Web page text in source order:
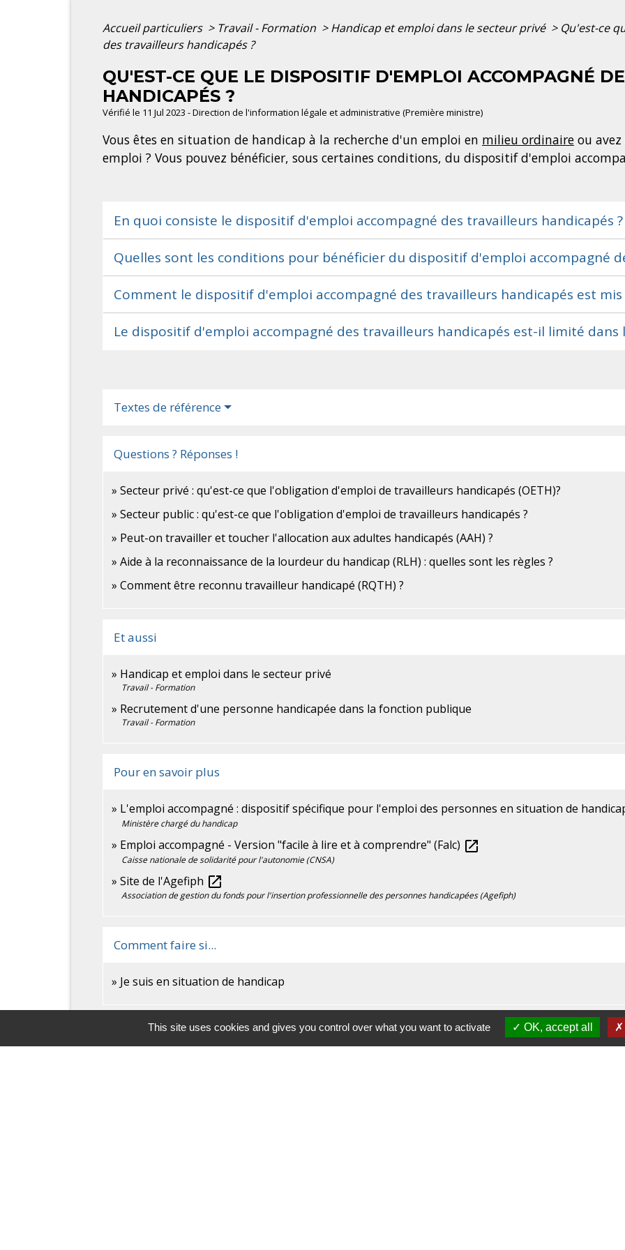
Accueil particuliers > Travail - Formation > Handicap et emploi dans le secteur privé > Qu'est-ce
des travailleurs handicapés ?
QU'EST-CE QUE LE DISPOSITIF D'EMPLOI ACCOMPAGNÉ
HANDICAPÉS ?
Vérifié le 11 Jul 2023 - Direction de l'information légale et administrative (Première ministre)
Vous êtes en situation de handicap à la recherche d'un emploi en milieu ordinaire ou
emploi ? Vous pouvez bénéficier, sous certaines conditions, du dispositif d'emploi
En quoi consiste le dispositif d'emploi accompagné des travailleurs handicapés ?
Quelles sont les conditions pour bénéficier du dispositif d'emploi accompagné
Comment le dispositif d'emploi accompagné des travailleurs handicapés est
Le dispositif d'emploi accompagné des travailleurs handicapés est-il limité dans
Textes de référence
Questions ? Réponses !
Secteur privé : qu'est-ce que l'obligation d'emploi de travailleurs handicapés (OETH)?
Secteur public : qu'est-ce que l'obligation d'emploi de travailleurs handicapés ?
Peut-on travailler et toucher l'allocation aux adultes handicapés (AAH) ?
Aide à la reconnaissance de la lourdeur du handicap (RLH) : quelles sont les règles ?
Comment être reconnu travailleur handicapé (RQTH) ?
Et aussi
Handicap et emploi dans le secteur privé
Travail - Formation
Recrutement d'une personne handicapée dans la fonction publique
Travail - Formation
Pour en savoir plus
L'emploi accompagné : dispositif spécifique pour l'emploi des personnes en situation de
Ministère chargé du handicap
Emploi accompagné - Version "facile à lire et à comprendre" (Falc) open_in_new
Caisse nationale de solidarité pour l'autonomie (CNSA)
Site de l'Agefiph open_in_new
Association de gestion du fonds pour l'insertion professionnelle des personnes handicapées (Agefiph)
Comment faire si...
Je suis en situation de handicap
This site uses cookies and gives you control over what you want to activate OK, accept all